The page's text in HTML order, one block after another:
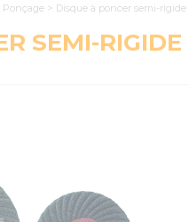
Ponçage > Disque à poncer semi-
SEMI-